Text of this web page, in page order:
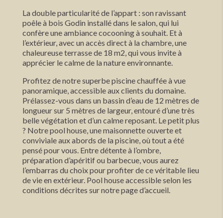
La double particularité de l’appart : son ravissant
poêle à bois Godin installé dans le salon, qui lui
confère une ambiance cocooning à souhait. Et à
l’extérieur, avec un accès direct à la chambre, une
chaleureuse terrasse de 18 m2, qui vous invite à
apprécier le calme de la nature environnante.
Profitez de notre superbe piscine chauffée à vue
panoramique, accessible aux clients du domaine.
Prélassez-vous dans un bassin d’eau de 12 mètres de
longueur sur 5 mètres de largeur, entouré d’une très
belle végétation et d’un calme reposant. Le petit plus
? Notre pool house, une maisonnette ouverte et
conviviale aux abords de la piscine, où tout a été
pensé pour vous. Entre détente à l’ombre,
préparation d’apéritif ou barbecue, vous aurez
l’embarras du choix pour profiter de ce véritable lieu
de vie en extérieur. Pool house accessible selon les
conditions décrites sur notre page d’accueil.